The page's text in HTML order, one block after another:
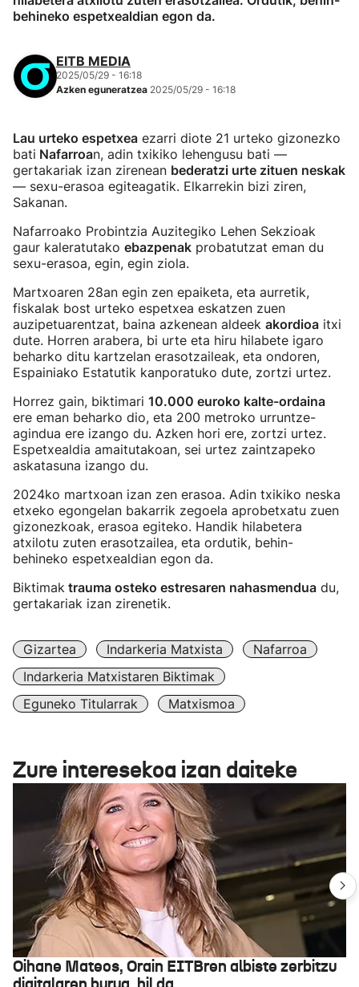
behineko espetxealdian egon da.
EITB MEDIA
2025/05/29 - 16:18
Azken eguneratzea 2025/05/29 - 16:18
Lau urteko espetxea ezarri diote 21 urteko gizonezko
bati Nafarroan, adin txikiko lehengusu bati —
gertakariak izan zirenean bederatzi urte zituen neskak
— sexu-erasoa egiteagatik. Elkarrekin bizi ziren,
Sakanan.
Nafarroako Probintzia Auzitegiko Lehen Sekzioak
gaur kaleratutako ebazpenak probatutzat eman du
sexu-erasoa, egin, egin ziola.
Martxoaren 28an egin zen epaiketa, eta aurretik,
fiskalak bost urteko espetxea eskatzen zuen
auzipetuarentzat, baina azkenean aldeek akordioa itxi
dute. Horren arabera, bi urte eta hiru hilabete igaro
beharko ditu kartzelan erasotzaileak, eta ondoren,
Espainiako Estatutik kanporatuko dute, zortzi urtez.
Horrez gain, biktimari 10.000 euroko kalte-ordaina
ere eman beharko dio, eta 200 metroko urruntze-
agindua ere izango du. Azken hori ere, zortzi urtez.
Espetxealdia amaitutakoan, sei urtez zaintzapeko
askatasuna izango du.
2024ko martxoan izan zen erasoa. Adin txikiko neska
etxeko egongelan bakarrik zegoela aprobetxatu zuen
gizonezkoak, erasoa egiteko. Handik hilabetera
atxilotu zuten erasotzailea, eta ordutik, behin-
behineko espetxealdian egon da.
Biktimak trauma osteko estresaren nahasmendua du,
gertakariak izan zirenetik.
Gizartea Indarkeria Matxista
Nafarroa
Indarkeria Matxistaren Biktimak
Eguneko Titularrak
Matxismoa
Zure interesekoa izan daiteke
Oihane Mateos, Orain EITBren albiste zerbitzu